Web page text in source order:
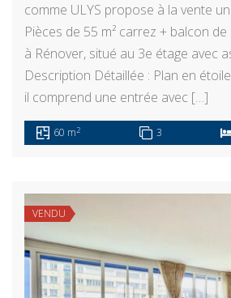
comme ULYS propose à la vente
Pièces de 55 m² carrez + balcon de
à Rénover, situé au 3e étage avec
Description Détaillée : Plan en
il comprend une entrée avec […]
60 m2 3
VENDU